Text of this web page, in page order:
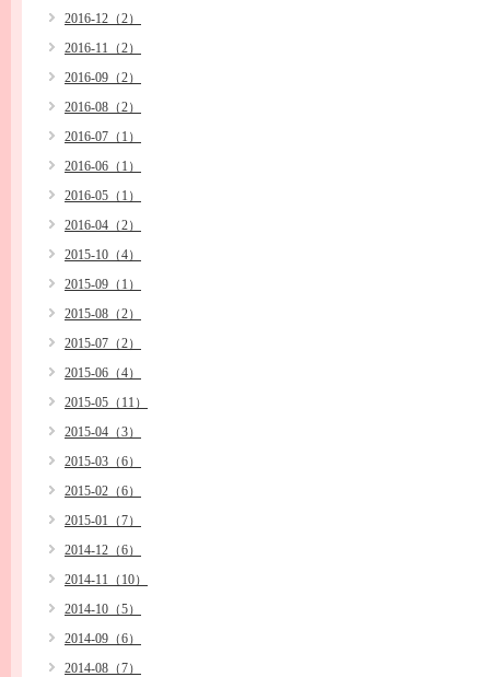
2016-12（2）
2016-11（2）
2016-09（2）
2016-08（2）
2016-07（1）
2016-06（1）
2016-05（1）
2016-04（2）
2015-10（4）
2015-09（1）
2015-08（2）
2015-07（2）
2015-06（4）
2015-05（11）
2015-04（3）
2015-03（6）
2015-02（6）
2015-01（7）
2014-12（6）
2014-11（10）
2014-10（5）
2014-09（6）
2014-08（7）